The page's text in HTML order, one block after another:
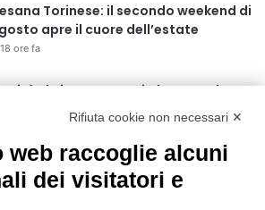
Torinese: il secondo weekend di
apre il cuore dell’estate
18 ore fa
Il Piemonte avvia le procedure
la richiesta dello stato di calamità
19 ore fa
Mutua, ecco il programma del
Rifiuta cookie non necessari ✕
web raccoglie alcuni
dei visitatori e